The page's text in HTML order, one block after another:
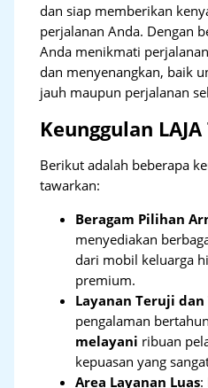
dan siap memberikan
perjalanan Anda. Dengan
Anda menikmati
dan menyenangkan, baik
jauh maupun perjalanan
Keunggulan
Berikut adalah beberapa
tawarkan:
Beragam Pilihan
menyediakan
dari mobil keluarga
premium.
Layanan Teruji
pengalaman
melayani ribuan
kepuasan yang
Area Layanan Luas: